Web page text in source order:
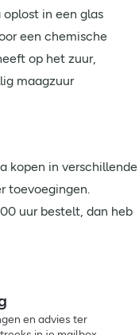
in een glas
een chemische
op het zuur,
maagzuur
kopen in verschillende
toevoegingen.
uur bestelt, dan heb
en advies ter